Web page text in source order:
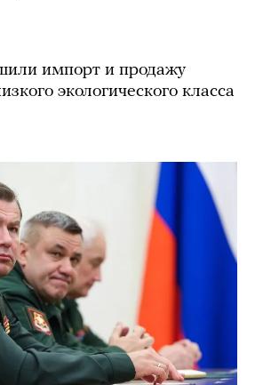
импорт и продажу
экологического класса